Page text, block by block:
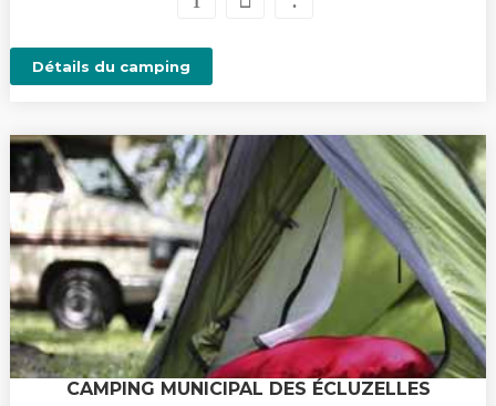
Détails du camping
CAMPING MUNICIPAL DES ÉCLUZELLES